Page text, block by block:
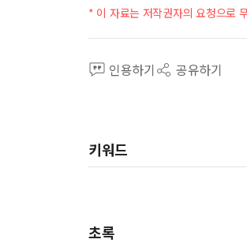
* 이 자료는 저작권자의 요청으로
인용하기 공유하기
키워드
초록